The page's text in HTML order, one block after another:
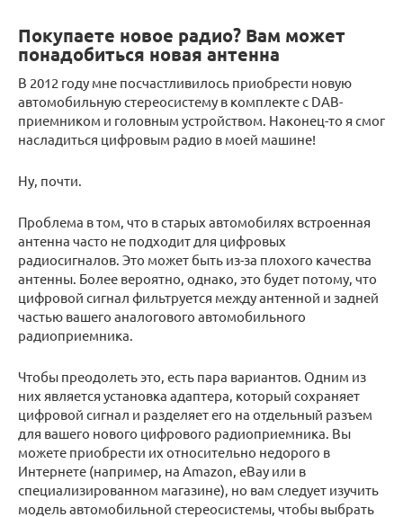
Покупаете новое радио? Вам может
понадобиться новая антенна
В 2012 году мне посчастливилось приобрести новую
автомобильную стереосистему в комплекте с DAB-
приемником и головным устройством. Наконец-то я смог
насладиться цифровым радио в моей машине!
Ну, почти.
Проблема в том, что в старых автомобилях встроенная
антенна часто не подходит для цифровых
радиосигналов. Это может быть из-за плохого качества
антенны. Более вероятно, однако, это будет потому, что
цифровой сигнал фильтруется между антенной и задней
частью вашего аналогового автомобильного
радиоприемника.
Чтобы преодолеть это, есть пара вариантов. Одним из
них является установка адаптера, который сохраняет
цифровой сигнал и разделяет его на отдельный разъем
для вашего нового цифрового радиоприемника. Вы
можете приобрести их относительно недорого в
Интернете (например, на Amazon, eBay или в
специализированном магазине), но вам следует изучить
модель автомобильной стереосистемы, чтобы выбрать